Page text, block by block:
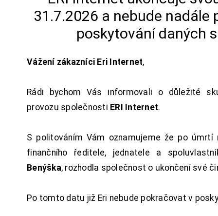
31.7.2026 a nebude nadále
poskytování daných
Vážení zákazníci Eri Internet,
Rádi bychom Vás informovali o důležité
provozu společnosti ERI Internet.
S politováním Vám oznamujeme že po úmrtí
finančního ředitele, jednatele a
Benýška, rozhodla společnost o ukončení své
Po tomto datu již Eri nebude pokračovat v